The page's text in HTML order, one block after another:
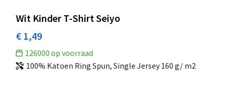
Wit Kinder T-Shirt Seiyo
€ 1,49
126000 op voorraad
100% Katoen Ring Spun, Single Jersey 160 g/ m2